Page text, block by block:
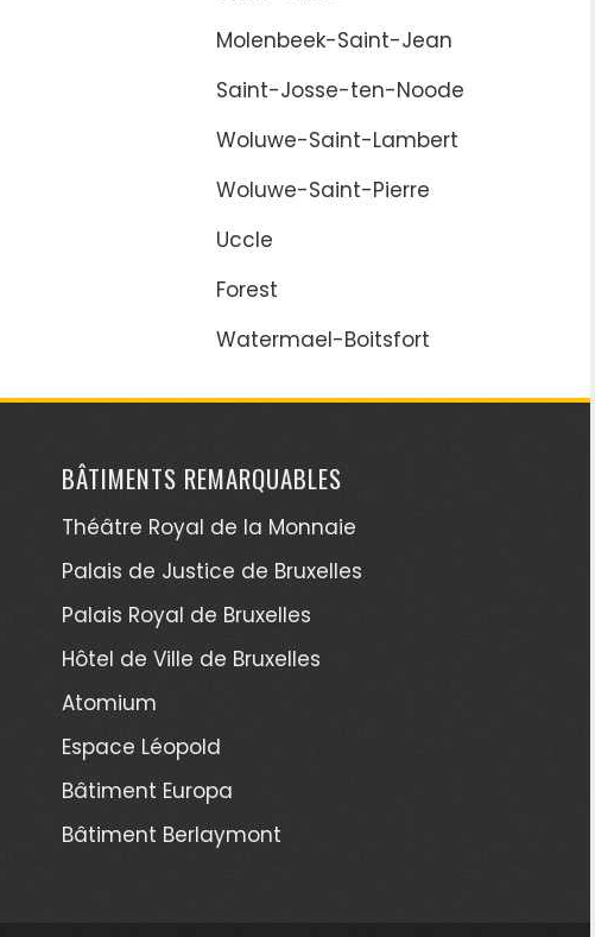
Molenbeek-Saint-Jean
Saint-Josse-ten-Noode
Woluwe-Saint-Lambert
Woluwe-Saint-Pierre
Uccle
Forest
Watermael-Boitsfort
BÂTIMENTS REMARQUABLES
Théâtre Royal de la Monnaie
Palais de Justice de Bruxelles
Palais Royal de Bruxelles
Hôtel de Ville de Bruxelles
Atomium
Espace Léopold
Bâtiment Europa
Bâtiment Berlaymont